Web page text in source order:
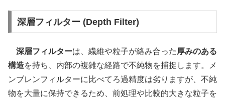
深層フィルター (Depth Filter)
深層フィルターは、繊維や粒子が絡み合った 厚みのある
構造を持ち、内部の複雑な経路で不純物を捕捉します。メ
ンブレンフィルターに比べてろ過精度は劣りますが、不純
物を大量に保持できるため、前処理や比較的大きな粒子を